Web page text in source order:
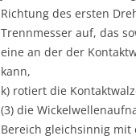
Richtung des ersten
Trennmesser auf, das
eine an der der
kann,
k) rotiert die
(3) die
Bereich gleichsinnig